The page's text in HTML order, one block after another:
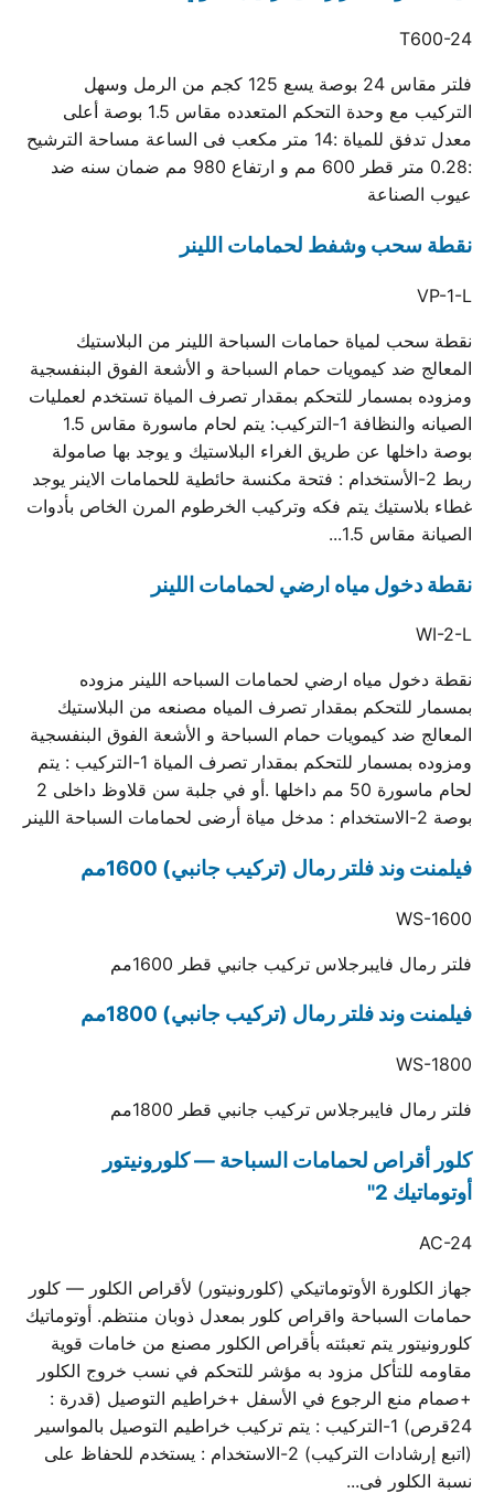
T600-24
فلتر مقاس 24 بوصة يسع 125 كجم من الرمل وسهل
التركيب مع وحدة التحكم المتعدده مقاس 1.5 بوصة أعلى
معدل تدفق للمياة :14 متر مكعب فى الساعة مساحة الترشيح
:0.28 متر قطر 600 مم و ارتفاع 980 مم ضمان سنه ضد
عيوب الصناعة
نقطة سحب وشفط لحمامات اللينر
VP-1-L
نقطة سحب لمياة حمامات السباحة اللينر من البلاستيك
المعالج ضد كيمويات حمام السباحة و الأشعة الفوق البنفسجية
ومزوده بمسمار للتحكم بمقدار تصرف المياة تستخدم لعمليات
الصيانه والنظافة 1-التركيب: يتم لحام ماسورة مقاس 1.5
بوصة داخلها عن طريق الغراء البلاستيك و يوجد بها صامولة
ربط 2-الأستخدام : فتحة مكنسة حائطية للحمامات الاينر يوجد
غطاء بلاستيك يتم فكه وتركيب الخرطوم المرن الخاص بأدوات
الصيانة مقاس 1.5...
نقطة دخول مياه ارضي لحمامات اللينر
WI-2-L
نقطة دخول مياه ارضي لحمامات السباحه اللينر مزوده
بمسمار للتحكم بمقدار تصرف المياه مصنعه من البلاستيك
المعالج ضد كيمويات حمام السباحة و الأشعة الفوق البنفسجية
ومزوده بمسمار للتحكم بمقدار تصرف المياة 1-التركيب : يتم
لحام ماسورة 50 مم داخلها .أو في جلبة سن قلاوظ داخلى 2
بوصة 2-الاستخدام : مدخل مياة أرضى لحمامات السباحة اللينر
فيلمنت وند فلتر رمال (تركيب جانبي) 1600مم
WS-1600
فلتر رمال فايبرجلاس تركيب جانبي قطر 1600مم
فيلمنت وند فلتر رمال (تركيب جانبي) 1800مم
WS-1800
فلتر رمال فايبرجلاس تركيب جانبي قطر 1800مم
كلور أقراص لحمامات السباحة — كلورونيتور
أوتوماتيك 2"
AC-24
جهاز الكلورة الأوتوماتيكي (كلورونيتور) لأقراص الكلور — كلور
حمامات السباحة واقراص كلور بمعدل ذوبان منتظم. أوتوماتيك
كلورونيتور يتم تعبئته بأقراص الكلور مصنع من خامات قوية
مقاومه للتأكل مزود به مؤشر للتحكم في نسب خروج الكلور
+صمام منع الرجوع في الأسفل +خراطيم التوصيل (قدرة :
24قرص) 1-التركيب : يتم تركيب خراطيم التوصيل بالمواسير
(اتبع إرشادات التركيب) 2-الاستخدام : يستخدم للحفاظ على
نسبة الكلور فى...